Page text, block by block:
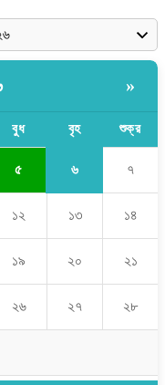
»
বুধ বৃহ শুক্র
৫ ৬ ৭
১২ ১৩ ১৪
১৯ ২০ ২১
২৬ ২৭ ২৮